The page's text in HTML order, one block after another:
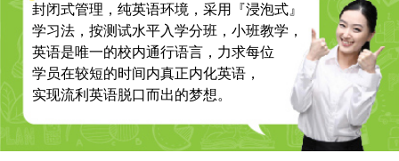
封闭式管理，纯英语环境，采用『浸泡式』
学习法，按测试水平入学分班，小班教学，
英语是唯一的校内通行语言，力求每位
学员在较短的时间内真正内化英语，
实现流利英语脱口而出的梦想。